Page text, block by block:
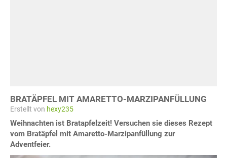
BRATÄPFEL MIT AMARETTO-MARZIPANFÜLLUNG
Erstellt von hexy235
Weihnachten ist Bratapfelzeit! Versuchen sie dieses Rezept
vom Bratäpfel mit Amaretto-Marzipanfüllung zur
Adventfeier.